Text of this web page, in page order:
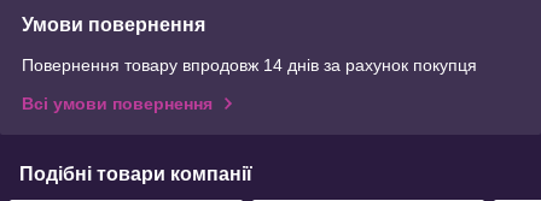
Умови повернення
Повернення товару впродовж 14 днів за рахунок покупця
Всі умови повернення
Подібні товари компанії